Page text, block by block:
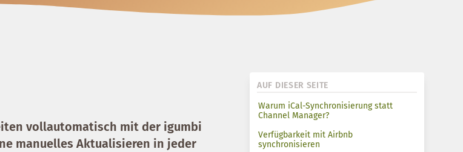
AUF DIESER SEITE
Warum iCal-Synchronisierung statt
Channel Manager?
Verfügbarkeit mit Airbnb
synchronisieren
vollautomatisch mit der igumbi
manuelles Aktualisieren in jeder